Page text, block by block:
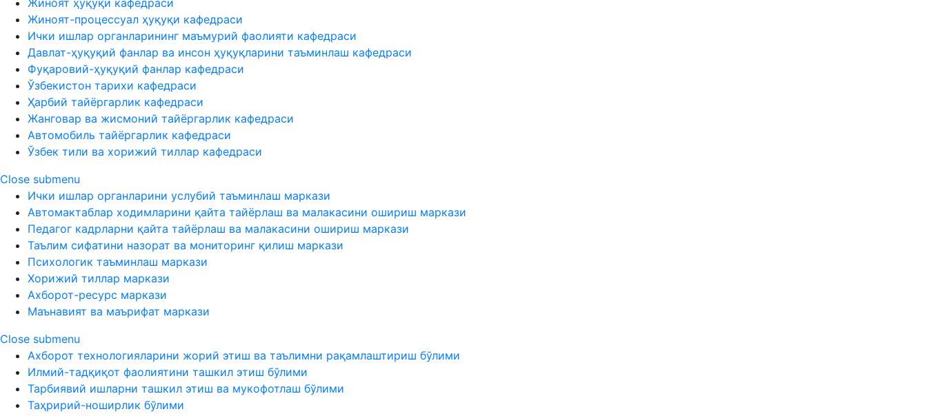
Жиноят ҳуқуқи кафедраси
Жиноят-процессуал ҳуқуқи кафедраси
Ички ишлар органларининг маъмурий фаолияти кафедраси
Давлат-ҳуқуқий фанлар ва инсон ҳуқуқларини таъминлаш кафедраси
Фуқаровий-ҳуқуқий фанлар кафедраси
Ўзбекистон тарихи кафедраси
Ҳарбий тайёргарлик кафедраси
Жанговар ва жисмоний тайёргарлик кафедраси
Автомобиль тайёргарлик кафедраси
Ўзбек тили ва хорижий тиллар кафедраси
Close submenu
Ички ишлар органларини услубий таъминлаш маркази
Автомактаблар ходимларини қайта тайёрлаш ва малакасини ошириш маркази
Педагог кадрларни қайта тайёрлаш ва малакасини ошириш маркази
Таълим сифатини назорат ва мониторинг қилиш маркази
Психологик таъминлаш маркази
Хорижий тиллар маркази
Ахборот-ресурс маркази
Маънавият ва маърифат маркази
Close submenu
Ахборот технологияларини жорий этиш ва таълимни рақамлаштириш бўлими
Илмий-тадқиқот фаолиятини ташкил этиш бўлими
Тарбиявий ишларни ташкил этиш ва мукофотлаш бўлими
Таҳририй-ноширлик бўлими